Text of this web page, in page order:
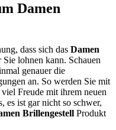
Damen
dass sich das Damen
lohnen kann. Schauen
genauer die
an. So werden Sie mit
Freude mit ihrem neuen
es ist gar nicht so schwer,
Brillengestell Produkt